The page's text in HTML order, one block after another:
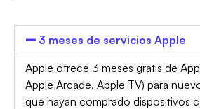
3 meses de servicios Apple
Apple ofrece 3 meses gratis de
Apple Arcade, Apple TV) para
que hayan comprado dispositivos